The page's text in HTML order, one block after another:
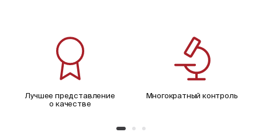
Лучшее представление
о качестве
Многократный контроль